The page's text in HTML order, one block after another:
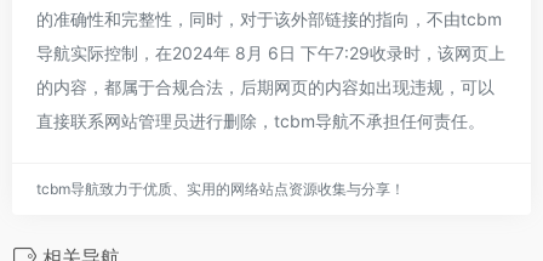
的准确性和完整性，同时，对于该外部链接的指向，不由tcbm
导航实际控制，在2024年 8月 6日 下午7:29收录时，该网页上
的内容，都属于合规合法，后期网页的内容如出现违规，可以
直接联系网站管理员进行删除，tcbm导航不承担任何责任。
tcbm导航致力于优质、实用的网络站点资源收集与分享！